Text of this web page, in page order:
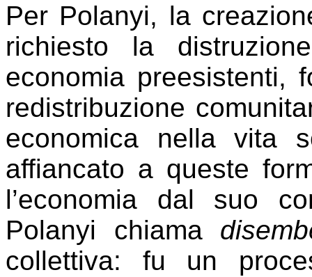
Per Polanyi, la
richiesto la
economia preesistenti,
redistribuzione
economica nella vita
affiancato a queste
l’economia dal suo
Polanyi chiama
collettiva: fu un